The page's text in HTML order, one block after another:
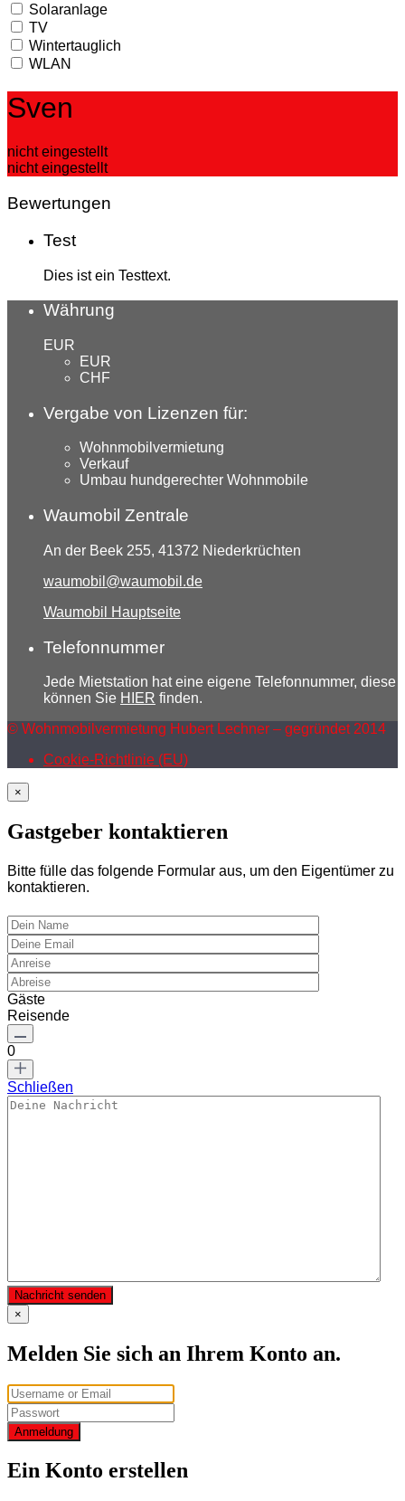
Solaranlage
TV
Wintertauglich
WLAN
Sven
nicht eingestellt
nicht eingestellt
Bewertungen
Test
Dies ist ein Testtext.
Währung
EUR
EUR
CHF
Vergabe von Lizenzen für:
Wohnmobilvermietung
Verkauf
Umbau hundgerechter Wohnmobile
Waumobil Zentrale
An der Beek 255, 41372 Niederkrüchten
waumobil@waumobil.de
Waumobil Hauptseite
Telefonnummer
Jede Mietstation hat eine eigene Telefonnummer, diese
können Sie HIER finden.
© Wohnmobilvermietung Hubert Lechner – gegründet 2014
Cookie-Richtlinie (EU)
×
Gastgeber kontaktieren
Bitte fülle das folgende Formular aus, um den Eigentümer zu
kontaktieren.
Gäste
Reisende
0
Schließen
Nachricht senden
×
Melden Sie sich an Ihrem Konto an.
Anmeldung
Ein Konto erstellen